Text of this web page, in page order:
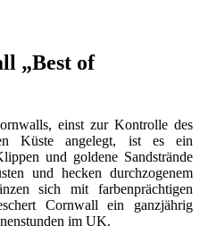
„Best of
einst zur Kontrolle des
Küste angelegt, ist es ein
und goldene Sandstrände
und hecken durchzogenem
sich mit farbenprächtigen
Cornwall ein ganzjährig
im UK.